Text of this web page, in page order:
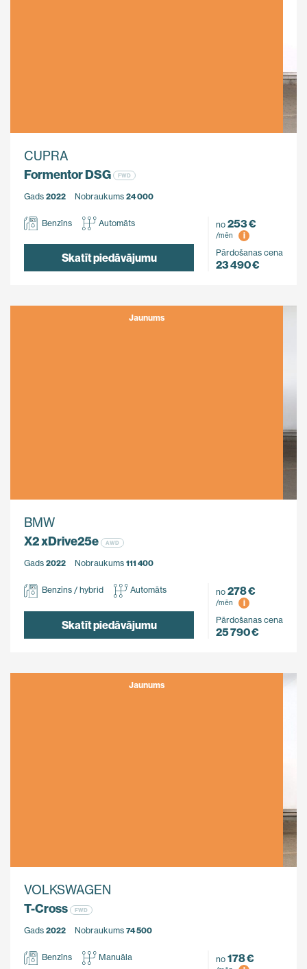
CUPRA
Formentor DSG
FWD
Gads 2022 Nobraukums 24 000
Benzīns Automāts
Skatīt piedāvājumu
no 253 €
/mēn
i
Pārdošanas cena
23 490 €
Jaunums
BMW
X2 xDrive25e
AWD
Gads 2022 Nobraukums 111 400
Benzīns / hybrid Automāts
Skatīt piedāvājumu
no 278 €
/mēn
i
Pārdošanas cena
25 790 €
Jaunums
VOLKSWAGEN
T-Cross
FWD
Gads 2022 Nobraukums 74 500
Benzīns Manuāla no 178 €